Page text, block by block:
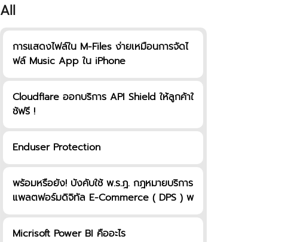
All
การแสดงไฟล์ใน M-Files ง่ายเหมือนการจัดไ
ฟล์ Music App ใน iPhone
Cloudflare ออกบริการ API Shield ให้ลูกค้าใ
ช้ฟรี !
Enduser Protection
พร้อมหรือยัง! บังคับใช้ พ.ร.ฎ. กฎหมายบริการ
แพลตฟอร์มดิจิทัล E-Commerce ( DPS ) พ
ร้อม ETDA แนะนำแนวทางระบบประเมิน Digit
al Platform Assessment Tool
Micrisoft Power BI คืออะไร